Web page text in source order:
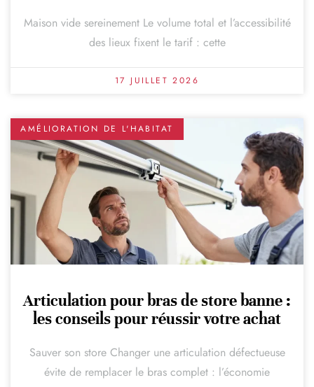
Maison vide sereinement Le volume total et l’accessibilité
des lieux fixent le tarif : cette
17 JUILLET 2026
AMÉLIORATION DE L'HABITAT
Articulation pour bras de store banne :
les conseils pour réussir votre achat
Sauver son store Changer une articulation défectueuse
évite de remplacer le bras complet : l’économie